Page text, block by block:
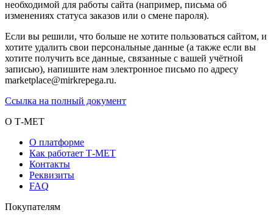
необходимой для работы сайта (например, письма об
изменениях статуса заказов или о смене пароля).
Если вы решили, что больше не хотите пользоваться сайтом, и
хотите удалить свои персональные данные (а также если вы
хотите получить все данные, связанные с вашей учётной
записью), напишите нам электронное письмо по адресу
marketplace@mirkrepega.ru.
Ссылка на полный документ
О Т-МЕТ
О платформе
Как работает Т-МЕТ
Контакты
Реквизиты
FAQ
Покупателям